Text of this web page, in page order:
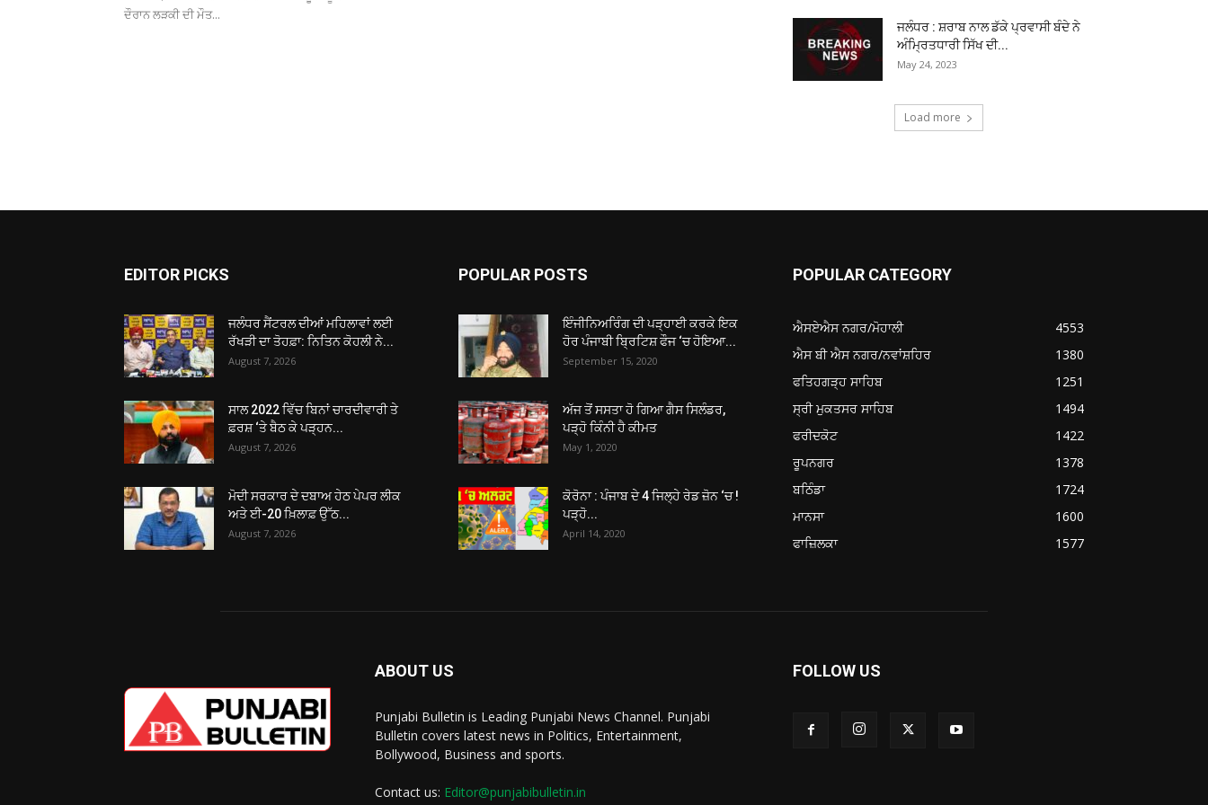
ਦੌਰਾਨ ਲੜਕੀ ਦੀ ਮੌਤ...
ਜਲੰਧਰ : ਸ਼ਰਾਬ ਨਾਲ ਡੱਕੇ ਪ੍ਰਵਾਸੀ ਬੰਦੇ ਨੇ
ਅੰਮ੍ਰਿਤਧਾਰੀ ਸਿੱਖ ਦੀ...
May 24, 2023
Load more
EDITOR PICKS
ਜਲੰਧਰ ਸੈਂਟਰਲ ਦੀਆਂ ਮਹਿਲਾਵਾਂ ਲਈ
ਰੱਖੜੀ ਦਾ ਤੋਹਫ਼ਾ: ਨਿਤਿਨ ਕੋਹਲੀ ਨੇ...
August 7, 2026
ਸਾਲ 2022 ਵਿੱਚ ਬਿਨਾਂ ਚਾਰਦੀਵਾਰੀ ਤੇ
ਫ਼ਰਸ਼ ‘ਤੇ ਬੈਠ ਕੇ ਪੜ੍ਹਨ...
August 7, 2026
ਮੋਦੀ ਸਰਕਾਰ ਦੇ ਦਬਾਅ ਹੇਠ ਪੇਪਰ ਲੀਕ
ਅਤੇ ਈ-20 ਖ਼ਿਲਾਫ਼ ਉੱਠ...
August 7, 2026
POPULAR POSTS
ਇੰਜੀਨਿਅਰਿੰਗ ਦੀ ਪੜ੍ਹਾਈ ਕਰਕੇ ਇਕ
ਹੋਰ ਪੰਜਾਬੀ ਬ੍ਰਿਟਿਸ਼ ਫੌਜ ‘ਚ ਹੋਇਆ...
September 15, 2020
ਅੱਜ ਤੋਂ ਸਸਤਾ ਹੋ ਗਿਆ ਗੈਸ ਸਿਲੰਡਰ,
ਪੜ੍ਹੋ ਕਿੰਨੀ ਹੈ ਕੀਮਤ
May 1, 2020
ਕੋਰੋਨਾ : ਪੰਜਾਬ ਦੇ 4 ਜਿਲ੍ਹੇ ਰੇਡ ਜ਼ੋਨ ‘ਚ !
ਪੜ੍ਹੋ...
April 14, 2020
POPULAR CATEGORY
ਐਸਏਐਸ ਨਗਰ/ਮੋਹਾਲੀ
4553
ਐਸ ਬੀ ਐਸ ਨਗਰ/ਨਵਾਂਸ਼ਹਿਰ
1380
ਫਤਿਹਗੜ੍ਹ ਸਾਹਿਬ
1251
ਸ੍ਰੀ ਮੁਕਤਸਰ ਸਾਹਿਬ
1494
ਫਰੀਦਕੋਟ
1422
ਰੂਪਨਗਰ
1378
ਬਠਿੰਡਾ
1724
ਮਾਨਸਾ
1600
ਫਾਜ਼ਿਲਕਾ
1577
ABOUT US
Punjabi Bulletin is Leading Punjabi News Channel. Punjabi
Bulletin covers latest news in Politics, Entertainment,
Bollywood, Business and sports.
Contact us: Editor@punjabibulletin.in
FOLLOW US